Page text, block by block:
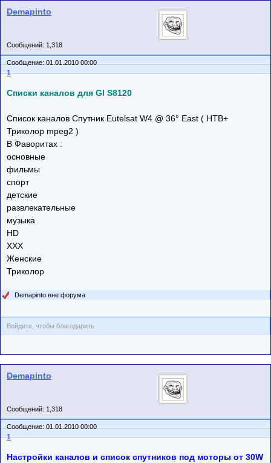
Demapinto
Сообщений: 1,318
Сообщение: 01.01.2010 00:00
1
Списки каналов для GI S8120
Список каналов Cпутник Eutelsat W4 @ 36° East ( НТВ+
Триколор mpeg2 )
В Фаворитах :
основные
фильмы
спорт
детские
развлекательные
музыка
HD
XXX
Женские
Триколор
Demapinto вне форума
Войдите, чтобы благодарить
Demapinto
Сообщений: 1,318
Сообщение: 01.01.2010 00:00
1
Настройки каналов и список спутников под моторы от 30W